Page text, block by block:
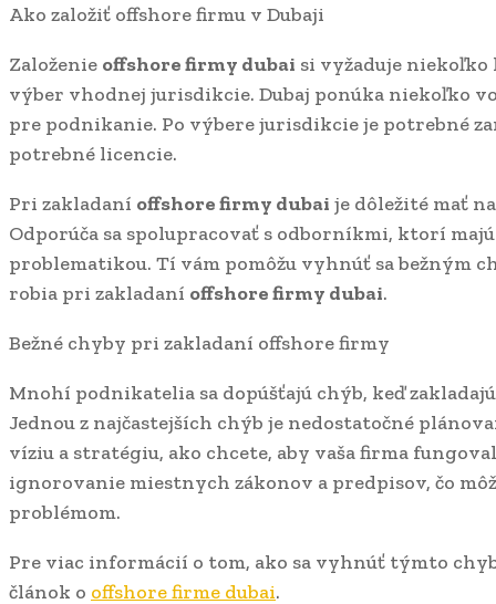
Ako založiť offshore firmu v Dubaji
Založenie offshore firmy dubai si vyžaduje
výber vhodnej jurisdikcie. Dubaj ponúka niekoľko
pre podnikanie. Po výbere jurisdikcie je potrebné
potrebné licencie.
Pri zakladaní offshore firmy dubai je dôležité mať
Odporúča sa spolupracovať s odborníkmi, ktorí
problematikou. Tí vám pomôžu vyhnúť sa bežným
robia pri zakladaní offshore firmy dubai.
Bežné chyby pri zakladaní offshore firmy
Mnohí podnikatelia sa dopúšťajú chýb, keď
Jednou z najčastejších chýb je nedostatočné
víziu a stratégiu, ako chcete, aby vaša firma
ignorovanie miestnych zákonov a predpisov, čo
problémom.
Pre viac informácií o tom, ako sa vyhnúť týmto
článok o offshore firme dubai.